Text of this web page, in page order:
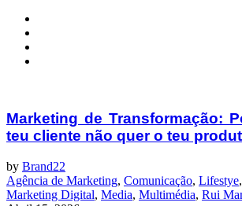
Marketing de Transformação:
teu cliente não quer o teu
by Brand22
Agência de Marketing, Comunicação, Lifestye,
Marketing Digital, Media, Multimédia, Rui